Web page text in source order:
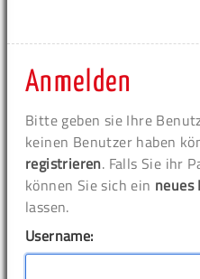
Anmelden
Bitte geben sie Ihre
keinen Benutzer haben
registrieren. Falls Sie ihr
können Sie sich ein neues
lassen.
Username: